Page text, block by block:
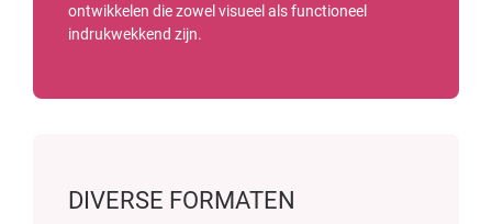
ontwikkelen die zowel visueel als functioneel
indrukwekkend zijn.
DIVERSE FORMATEN